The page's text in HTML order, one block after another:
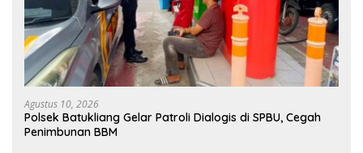
Agustus 10, 2026
Polsek Batukliang Gelar Patroli Dialogis di SPBU, Cegah
Penimbunan BBM